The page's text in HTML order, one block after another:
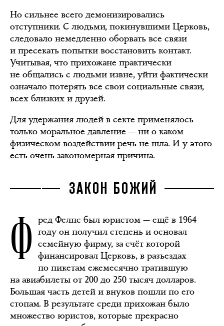
Но сильнее всего демонизировались
отступники. С людьми, покинувшими Церковь,
следовало немедленно оборвать все связи
и пресекать попытки восстановить контакт.
Учитывая, что прихожане практически
не общались с людьми извне, уйти фактически
означало потерять все свои социальные связи,
всех близких и друзей.
Для удержания людей в секте применялось
только моральное давление — ни о каком
физическом воздействии речь не шла. И у этого
есть очень закономерная причина.
ЗАКОН БОЖИЙ
Ф ред Фелпс был юристом — ещё в 1964
году он получил степень и основал
семейную фирму, за счёт которой
финансировал Церковь, в разъездах
по пикетам ежемесячно тратившую
на авиабилеты от 200 до 250 тысяч долларов.
Большая часть детей и внуков пошли по его
стопам. В результате среди прихожан было
множество юристов, которые прекрасно